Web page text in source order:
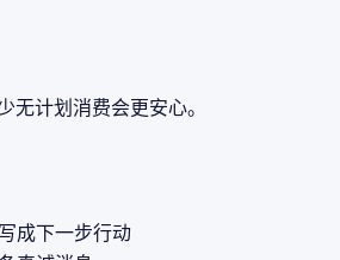
无计划消费会更安心。
成下一步行动